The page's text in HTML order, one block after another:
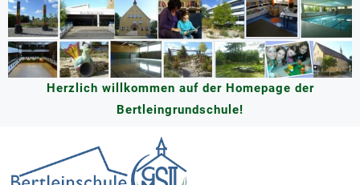
Skip
content
Herzlich willkommen auf der Homepage der
Bertleingrundschule!